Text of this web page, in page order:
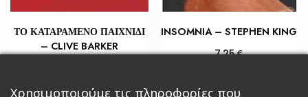
ΤΟ ΚΑΤΑΡΑΜΕΝΟ ΠΑΙΧΝΙΔΙ
– CLIVE BARKER
Προσθήκη στο καλάθι
INSOMNIA – STEPHEN KING
7,25€
Χρησιμοποιούμε τις πληροφορίες που